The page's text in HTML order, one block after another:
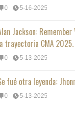
0 5-16-2025
Jackson:
trayectoria CMA 2025.
0 5-13-2025
fué otra leyenda:
0 5-13-2025